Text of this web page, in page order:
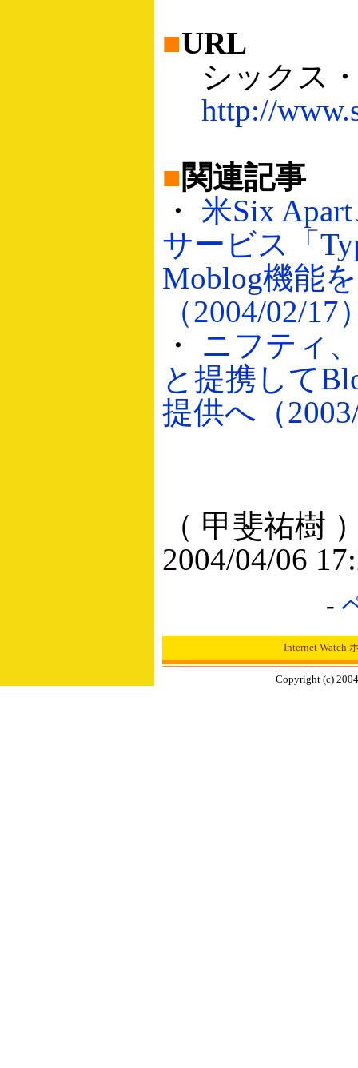
■URL
シックス
http://
■関連記事
・ 米Six
サービス「
Moblog機能
（2004/02/17
・ ニフティ
と提携して
提供へ（
（ 甲斐祐樹
2004/04/06
-
Internet Watch
Copyright (c)